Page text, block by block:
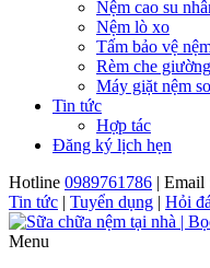
Nệm cao su
Nệm lò xo
Tấm bảo vệ
Rèm che giường
Máy giặt nệm
Tin tức
Hợp tác
Đăng ký lịch hẹn
Hotline 0989761786 | Email
Tin tức | Tuyển dụng | Hỏi
Menu